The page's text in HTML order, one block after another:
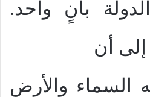
بآنٍ واحد.
أن
السماء والأرض